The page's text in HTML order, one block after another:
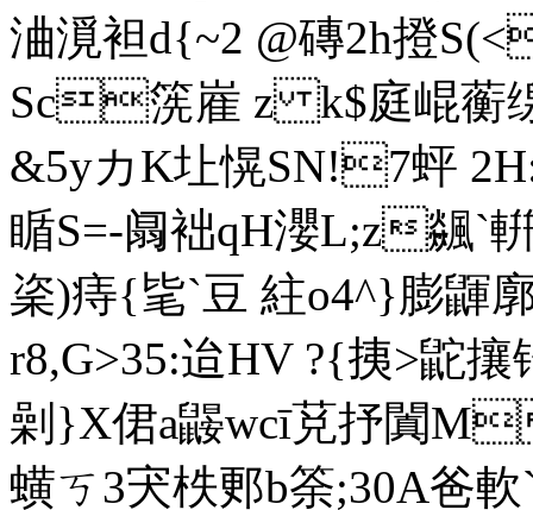
浀漞袒d{~2 @磚2h
Sc箲嵟 z k$庭崐蘅
&5yカK圵愰SN!7
瞃 S=-阘袦qH瀴L;z飊`
秶)痔{毞`豆 紸o4^}膨鼲
r8,G>35:迨HV ?{挗>鼧
劋}X侰a鼹wcī莌抒闐
蟥ㄎ3宊柣郠b筡;30A爸